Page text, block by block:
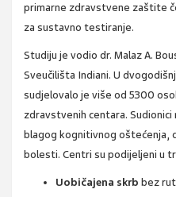
primarne zdravstvene zaštite
za sustavno testiranje.
Studiju je vodio dr. Malaz A.
Sveučilišta Indiani. U
sudjelovalo je više od 5300
zdravstvenih centara.
blagog kognitivnog oštećenja,
bolesti. Centri su podijeljeni u
Uobičajena skrb bez